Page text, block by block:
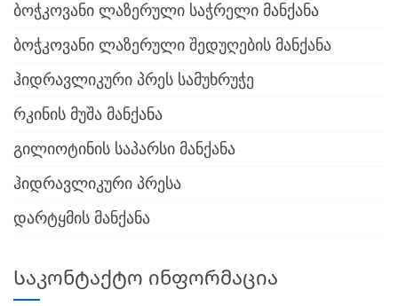
ბოჭკოვანი ლაზერული საჭრელი მანქანა
ბოჭკოვანი ლაზერული შედუღების მანქანა
ჰიდრავლიკური პრეს სამუხრუჭე
რკინის მუშა მანქანა
გილიოტინის საპარსი მანქანა
ჰიდრავლიკური პრესა
დარტყმის მანქანა
Საკონტაქტო ინფორმაცია